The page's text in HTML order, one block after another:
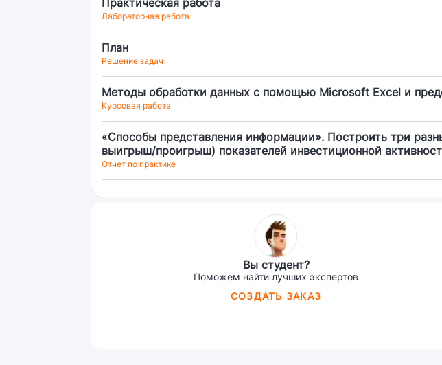
Практическая работа
Лабораторная работа
План
Решение задач
Методы обработки данных с помощью Microsoft Excel и
Курсовая работа
«Способы представления информации». Построить три
выигрыш/проигрыш) показателей инвестиционной
Ганта график учебного процесса из учебного плана по
Отчет по практике
Вы студент?
Поможем найти лучших экспертов
СОЗДАТЬ ЗАКАЗ